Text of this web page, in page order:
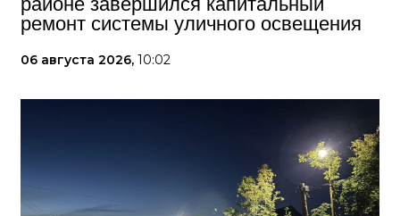
ремонт системы уличного освещения
06 августа 2026, 10:02